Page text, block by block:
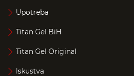
Upotreba
Titan Gel BiH
Titan Gel Original
Iskustva